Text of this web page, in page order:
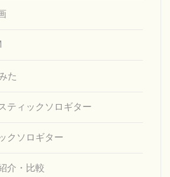
た
ティックソロギター
クソロギター
介・比較